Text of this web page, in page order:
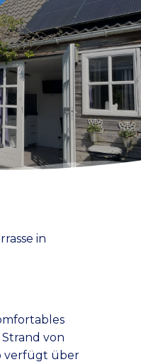
in
von
verfügt über